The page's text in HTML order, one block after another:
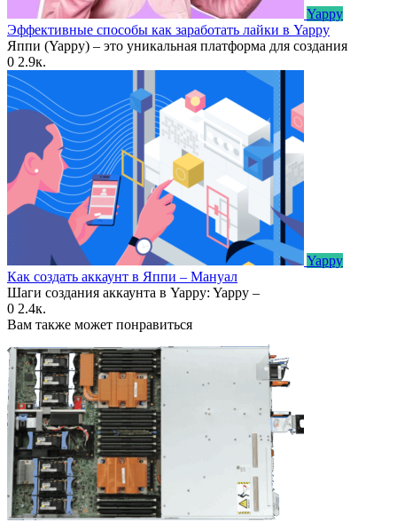
Yappy
Эффективные способы как заработать лайки в Yappy
Яппи (Yappy) – это уникальная платформа для создания
0 2.9к.
Yappy
Как создать аккаунт в Яппи – Мануал
Шаги создания аккаунта в Yappy: Yappy –
0 2.4к.
Вам также может понравиться